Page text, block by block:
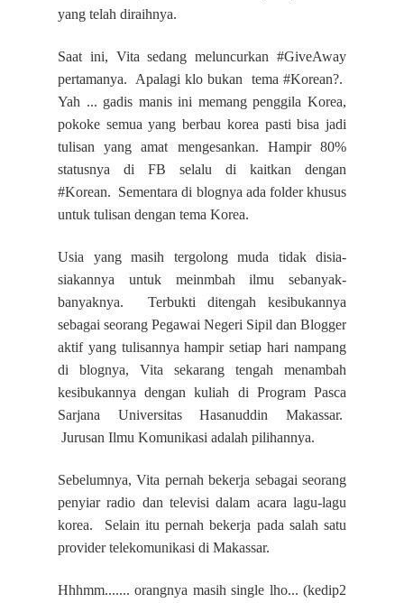
yang telah diraihnya.
Saat ini, Vita sedang meluncurkan #GiveAway
pertamanya. Apalagi klo bukan tema #Korean?.
Yah ... gadis manis ini memang penggila Korea,
pokoke semua yang berbau korea pasti bisa jadi
tulisan yang amat mengesankan. Hampir 80%
statusnya di FB selalu di kaitkan dengan
#Korean. Sementara di blognya ada folder khusus
untuk tulisan dengan tema Korea.
Usia yang masih tergolong muda tidak disia-
siakannya untuk meinmbah ilmu sebanyak-
banyaknya. Terbukti ditengah kesibukannya
sebagai seorang Pegawai Negeri Sipil dan Blogger
aktif yang tulisannya hampir setiap hari nampang
di blognya, Vita sekarang tengah menambah
kesibukannya dengan kuliah di Program Pasca
Sarjana Universitas Hasanuddin Makassar.
Jurusan Ilmu Komunikasi adalah pilihannya.
Sebelumnya, Vita pernah bekerja sebagai seorang
penyiar radio dan televisi dalam acara lagu-lagu
korea. Selain itu pernah bekerja pada salah satu
provider telekomunikasi di Makassar.
Hhhmm....... orangnya masih single lho... (kedip2